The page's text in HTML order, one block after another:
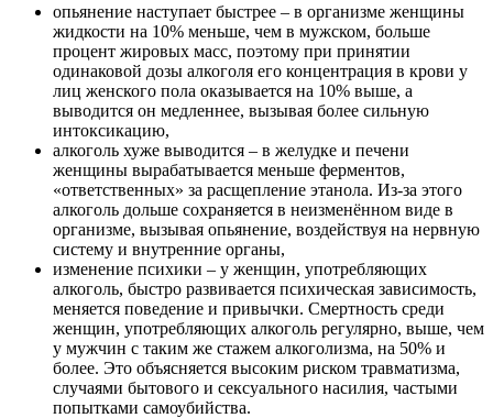
опьянение наступает быстрее – в организме женщины
жидкости на 10% меньше, чем в мужском, больше
процент жировых масс, поэтому при принятии
одинаковой дозы алкоголя его концентрация в крови у
лиц женского пола оказывается на 10% выше, а
выводится он медленнее, вызывая более сильную
интоксикацию,
алкоголь хуже выводится – в желудке и печени
женщины вырабатывается меньше ферментов,
«ответственных» за расщепление этанола. Из-за этого
алкоголь дольше сохраняется в неизменённом виде в
организме, вызывая опьянение, воздействуя на нервную
систему и внутренние органы,
изменение психики – у женщин, употребляющих
алкоголь, быстро развивается психическая зависимость,
меняется поведение и привычки. Смертность среди
женщин, употребляющих алкоголь регулярно, выше, чем
у мужчин с таким же стажем алкоголизма, на 50% и
более. Это объясняется высоким риском травматизма,
случаями бытового и сексуального насилия, частыми
попытками самоубийства.